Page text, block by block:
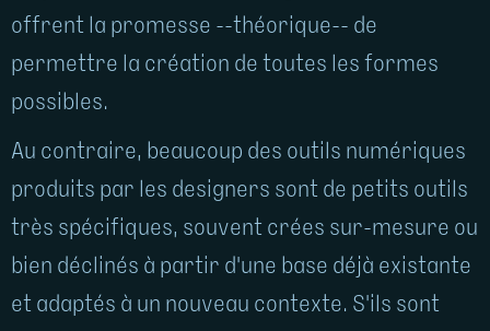
offrent la promesse --théorique-- de
permettre la création de toutes les formes
possibles.
Au contraire, beaucoup des outils numériques
produits par les designers sont de petits outils
très spécifiques, souvent crées sur-mesure ou
bien déclinés à partir d'une base déjà existante
et adaptés à un nouveau contexte. S'ils sont